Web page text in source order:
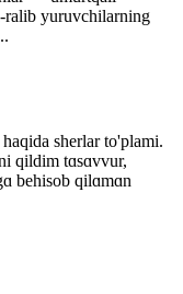
ralib yuruvchilarning
sherlar to'plami.
qildim tɑsɑvvur,
behisob qilɑmɑn